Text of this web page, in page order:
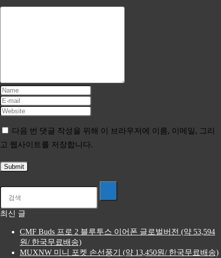
다음 번 댓글 작성을 위해 이 브라우저에 이름, 이메일, 그리
고 웹사이트를 저장합니다.
최신 글
CMF Buds 프로 2 블루투스 이어폰 글로벌버전 (약 53,594
원/ 한국무료배송)
MUXNW 미니 포켓 손선풍기 (약 13,450원/ 한국무료배송)